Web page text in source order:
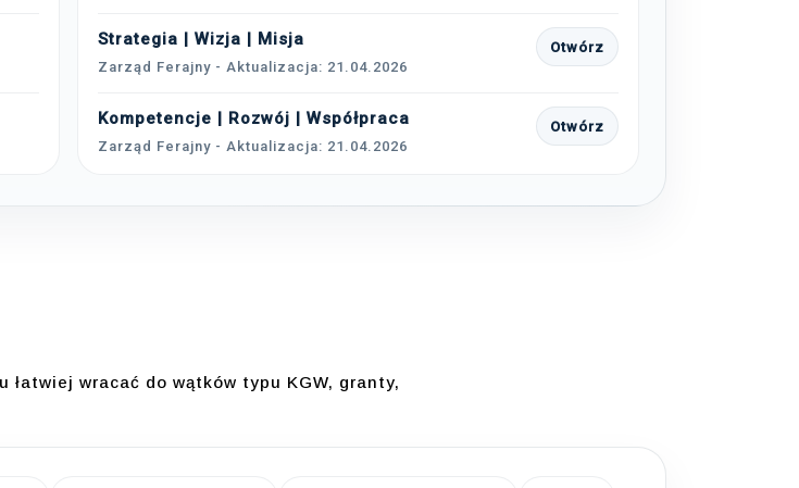
Strategia | Wizja | Misja
Zarząd Ferajny - Aktualizacja: 21.04.2026
Otwórz
Kompetencje | Rozwój | Współpraca
Zarząd Ferajny - Aktualizacja: 21.04.2026
Otwórz
łatwiej wracać do wątków typu KGW, granty,